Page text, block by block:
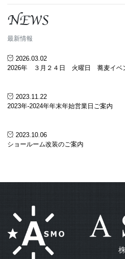
NEWS
最新情報
2026.03.02
2026年 ３月２４日 火曜日 蕎麦イベ
2023.11.22
2023年-2024年年末年始営業日ご案内
2023.10.06
ショールーム改装のご案内